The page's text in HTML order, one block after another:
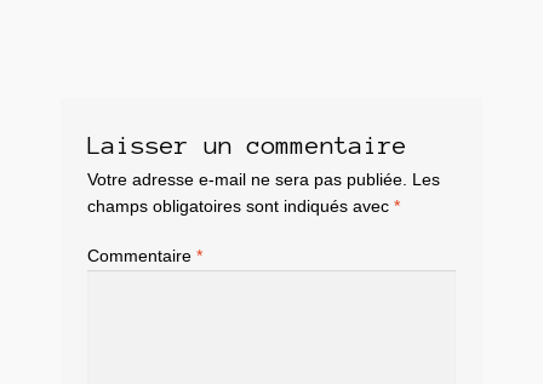
Laisser un commentaire
Votre adresse e-mail ne sera pas publiée. Les
champs obligatoires sont indiqués avec *
Commentaire *